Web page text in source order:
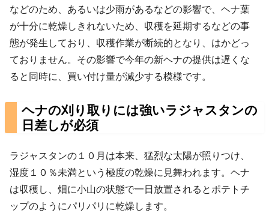
などのため、あるいは少雨があるなどの影響で、ヘナ葉
が十分に乾燥しきれないため、収穫を延期するなどの事
態が発生しており、収穫作業が断続的となり、はかどっ
ておりません。その影響で今年の新ヘナの提供は遅くな
ると同時に、買い付け量が減少する模様です。
ヘナの刈り取りには強いラジャスタンの
日差しが必須
ラジャスタンの１０月は本来、猛烈な太陽が照りつけ、
湿度１０％未満という極度の乾燥に見舞われます。ヘナ
は収穫し、畑に小山の状態で一日放置されるとポテトチ
ップのようにパリパリに乾燥します。